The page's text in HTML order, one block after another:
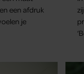
een afdruk
je